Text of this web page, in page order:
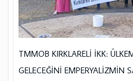
TMMOB KIRKLARELİ İKK:
GELECEĞİNİ EMPERYALİZMİN